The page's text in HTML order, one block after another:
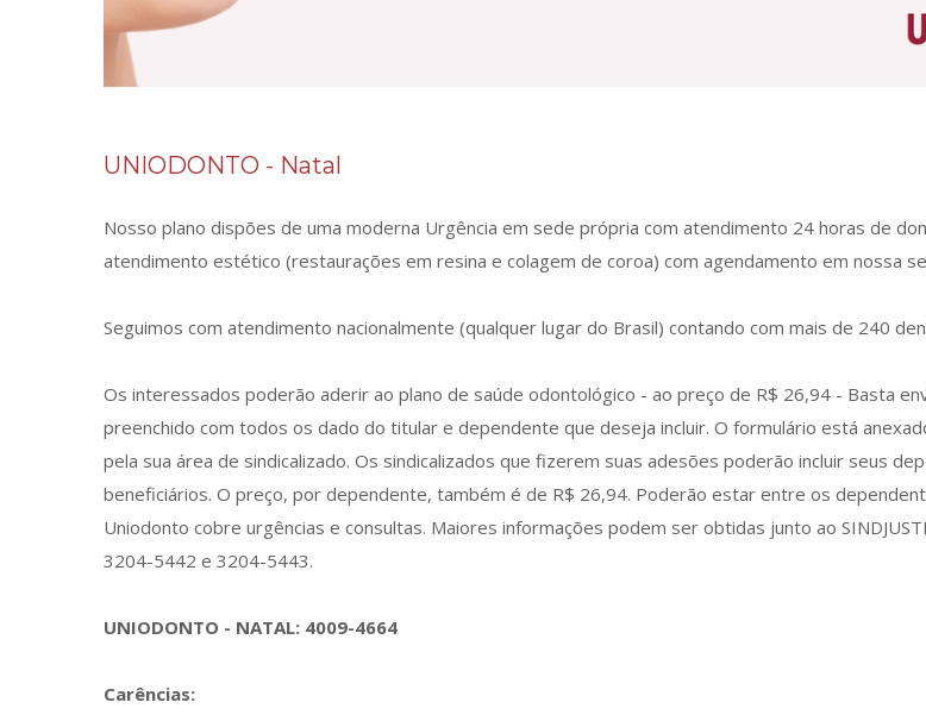
UNIODONTO - Natal
Nosso plano dispões de uma moderna Urgência em sede própria com atendimento 24 horas de
atendimento estético (restaurações em resina e colagem de coroa) com agendamento em nossa
Seguimos com atendimento nacionalmente (qualquer lugar do Brasil) contando com mais de 240
Os interessados poderão aderir ao plano de saúde odontológico - ao preço de R$ 26,94 - Basta
preenchido com todos os dado do titular e dependente que deseja incluir. O formulário está
pela sua área de sindicalizado. Os sindicalizados que fizerem suas adesões poderão incluir seus
beneficiários. O preço, por dependente, também é de R$ 26,94. Poderão estar entre os
Uniodonto cobre urgências e consultas. Maiores informações podem ser obtidas junto ao
3204-5442 e 3204-5443.
UNIODONTO - NATAL: 4009-4664
Carências: